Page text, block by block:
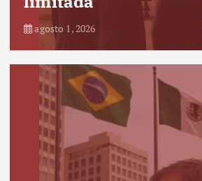
agosto 1, 2026